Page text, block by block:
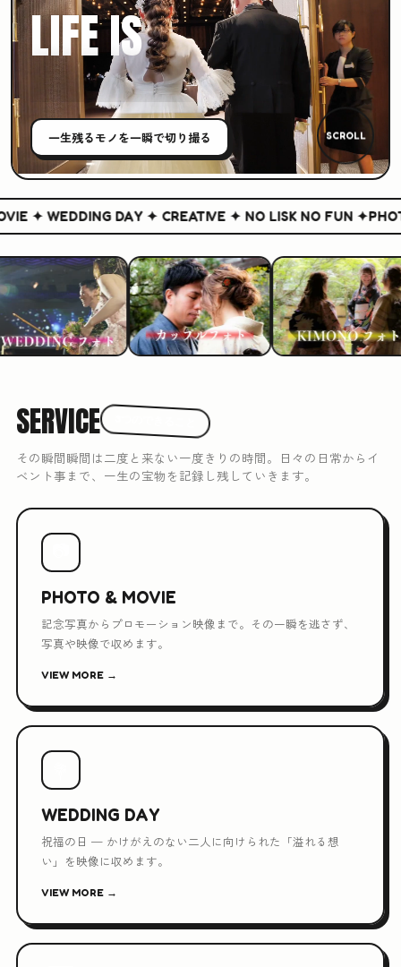
LIFE IS
CREATIVE
一生残るモノを一瞬で切り撮る SCROLL
✦ WEDDING DAY ✦ CREATIVE ✦ NO LISK NO FUN ✦
SERVICE
その瞬間瞬間は二度と来ない一度きりの時間。日々の日常からイ
ベント事まで、一生の宝物を記録し残していきます。
PHOTO & MOVIE
記念写真からプロモーション映像まで。その一瞬を逃さず、
写真や映像で収めます。
VIEW MORE →
WEDDING DAY
祝福の日 — かけがえのない二人に向けられた「溢れる想
い」を映像に収めます。
VIEW MORE →